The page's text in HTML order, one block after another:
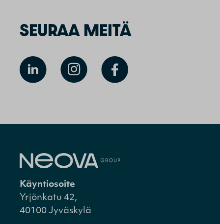
SEURAA MEITÄ
Käyntiosoite
Yrjönkatu 42,
40100 Jyväskylä